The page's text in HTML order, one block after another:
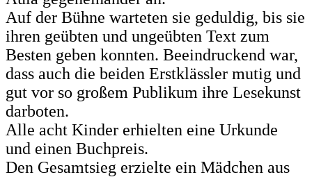
Auf der Bühne warteten sie geduldig, bis sie
ihren geübten und ungeübten Text zum
Besten geben konnten. Beeindruckend war,
dass auch die beiden Erstklässler mutig und
gut vor so großem Publikum ihre Lesekunst
darboten.
Alle acht Kinder erhielten eine Urkunde
und einen Buchpreis.
Den Gesamtsieg erzielte ein Mädchen aus